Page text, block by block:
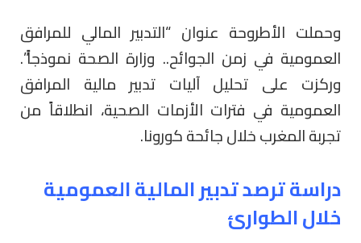
وحملت الأطروحة عنوان “التدبير المالي للمرافق
العمومية في زمن الجوائح.. وزارة الصحة نموذجاً”.
وركزت على تحليل آليات تدبير مالية المرافق
العمومية في فترات الأزمات الصحية، انطلاقاً من
تجربة المغرب خلال جائحة كورونا.
دراسة ترصد تدبير المالية العمومية
خلال الطوارئ